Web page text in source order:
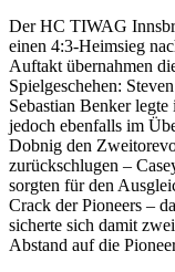
Der HC TIWAG
einen 4:3-Heimsieg
Auftakt übernahmen
Spielgeschehen:
Sebastian Benker
jedoch ebenfalls im
Dobnig den
zurückschlugen –
sorgten für den
Crack der Pioneers –
sicherte sich damit
Abstand auf die